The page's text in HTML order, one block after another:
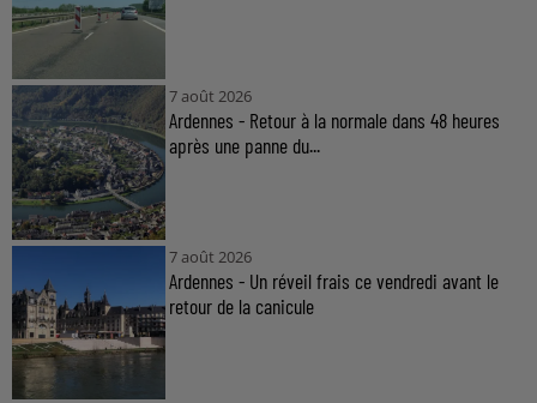
7 août 2026
Ardennes - Retour à la normale dans 48 heures
après une panne du...
7 août 2026
Ardennes - Un réveil frais ce vendredi avant le
retour de la canicule